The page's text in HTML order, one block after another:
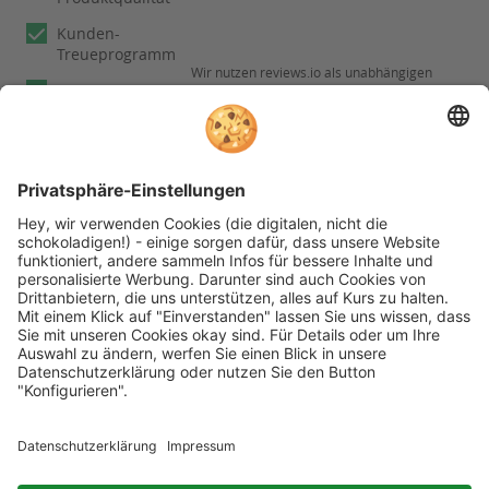
Kunden-
Treueprogramm
Experten
Wir nutzen reviews.io als unabhängigen
Dienstleister für die Einholung von
Bewertungen. Erfahren Sie mehr unter
unserenInformationen zu
Kundenbewertungen
Folgen Sie rehashop auch auf folgenden Kanälen
* Alle Preise inkl. gesetzl. Mehrwertsteuer zzgl.
Versandkosten wenn nicht anders beschrieben